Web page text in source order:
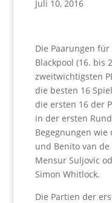
Juli 10, 2016
Die Paarungen
Blackpool (16. bis
zweitwichtigsten
die besten 16
die ersten 16 der
in der ersten
Begegnungen wie
und Benito van
Mensur Suljovic
Simon Whitlock.
Die Partien der